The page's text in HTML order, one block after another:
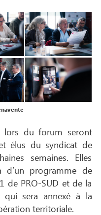
lors du forum seront
élus du syndicat de
semaines. Elles
d’un programme de
de PRO-SUD et de la
qui sera annexé à la
territoriale.